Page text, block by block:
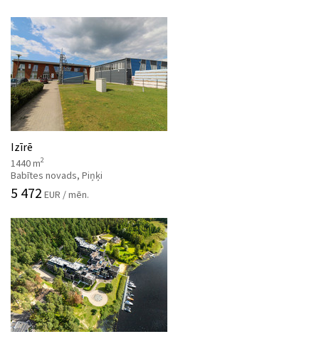
Izīrē
1440 m2
Babītes novads, Piņķi
5 472 EUR / mēn.